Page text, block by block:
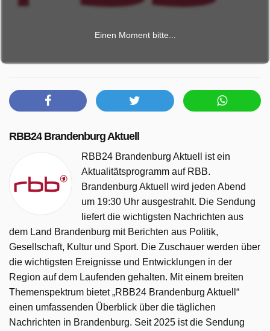
Einen Moment bitte...
RBB24 Brandenburg Aktuell
RBB24 Brandenburg Aktuell ist ein
Aktualitätsprogramm auf RBB.
Brandenburg Aktuell wird jeden Abend
um 19:30 Uhr ausgestrahlt. Die Sendung
liefert die wichtigsten Nachrichten aus
dem Land Brandenburg mit Berichten aus Politik,
Gesellschaft, Kultur und Sport. Die Zuschauer werden über
die wichtigsten Ereignisse und Entwicklungen in der
Region auf dem Laufenden gehalten. Mit einem breiten
Themenspektrum bietet „RBB24 Brandenburg Aktuell“
einen umfassenden Überblick über die täglichen
Nachrichten in Brandenburg. Seit 2025 ist die Sendung